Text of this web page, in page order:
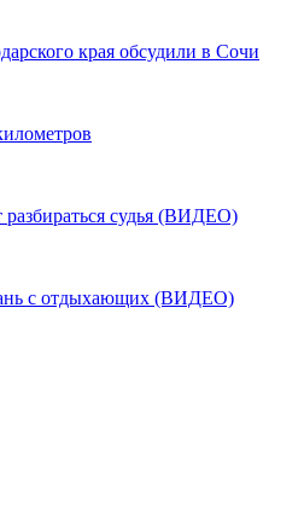
края обсудили в Сочи
разбираться судья (ВИДЕО)
с отдыхающих (ВИДЕО)